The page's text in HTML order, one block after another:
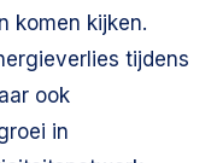
komen kijken.
tijdens
ook
in